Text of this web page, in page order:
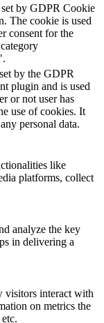
by GDPR Cookie
The cookie is used
consent for the
by the GDPR
plugin and is used
or not user has
use of cookies. It
personal data.
like
platforms, collect
analyze the key
in delivering a
visitors interact with
on metrics the